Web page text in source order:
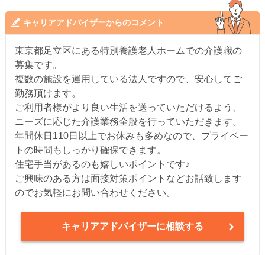
キャリアアドバイザーからのコメント
東京都足立区にある特別養護老人ホームでの介護職の
募集です。
複数の施設を運用している法人ですので、安心してご
勤務頂けます。
ご利用者様がより良い生活を送っていただけるよう、
ニーズに応じた介護業務全般を行っていただきます。
年間休日110日以上でお休みも多めなので、プライベー
トの時間もしっかり確保できます。
住宅手当があるのも嬉しいポイントです♪
ご興味のある方は面接対策ポイントなどお話致します
のでお気軽にお問い合わせください。
キャリアアドバイザーに相談する